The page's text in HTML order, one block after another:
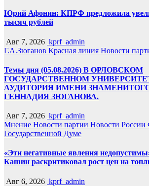
Юрий Афонин: КПРФ предложила
тысяч рублей
Авг 7, 2026 kprf_admin
Г.А.Зюганов Красная линия Новости
Темы дня (05.08.2026) В ОРЛОВСКОМ
ГОСУДАРСТВЕННОМ
АУДИТОРИЯ ИМЕНИ
ГЕННАДИЯ ЗЮГАНОВА.
Авг 7, 2026 kprf_admin
Мнение Новости партии Новости России
Государственной Думе
«Эти негативные явления
Кашин раскритиковал рост цен на
Авг 6, 2026 kprf_admin